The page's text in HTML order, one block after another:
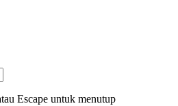
Escape untuk menutup